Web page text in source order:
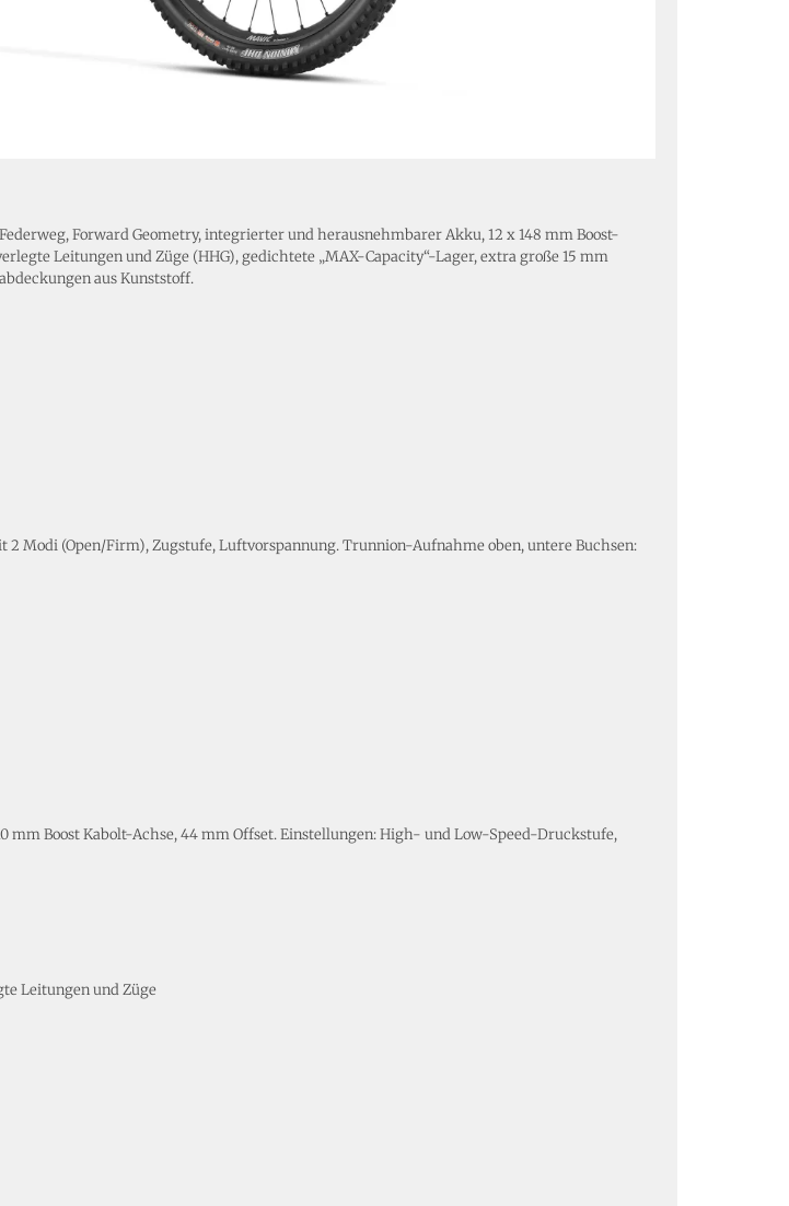
Forward Geometry, integrierter und herausnehmbarer Akku, 12 x 148 mm Boost-
Leitungen und Züge (HHG), gedichtete „MAX-Capacity“-Lager, extra große 15 mm
aus Kunststoff.
2 Modi (Open/Firm), Zugstufe, Luftvorspannung. Trunnion-Aufnahme oben, untere Buchsen:
mm Boost Kabolt-Achse, 44 mm Offset. Einstellungen: High- und Low-Speed-Druckstufe,
Leitungen und Züge